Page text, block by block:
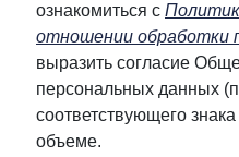
ознакомиться с
отношении обработки
выразить согласие
персональных данных
соответствующего знака
объеме.